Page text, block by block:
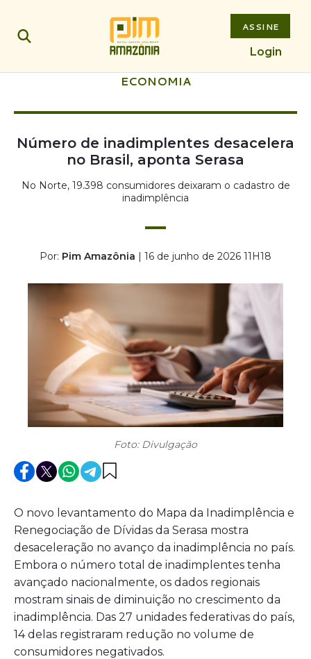
ASSINE
Login
ECONOMIA
Número de inadimplentes desacelera
no Brasil, aponta Serasa
No Norte, 19.398 consumidores deixaram o cadastro de
inadimplência
Por: Pim Amazônia | 16 de junho de 2026 11H18
Foto: Divulgação
O novo levantamento do Mapa da Inadimplência e
Renegociação de Dívidas da Serasa mostra
desaceleração no avanço da inadimplência no país.
Embora o número total de inadimplentes tenha
avançado nacionalmente, os dados regionais
mostram sinais de diminuição no crescimento da
inadimplência. Das 27 unidades federativas do país,
14 delas registraram redução no volume de
consumidores negativados.